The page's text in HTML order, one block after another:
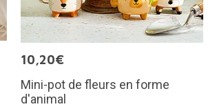
10,20€
Mini-pot de fleurs en forme
d'animal